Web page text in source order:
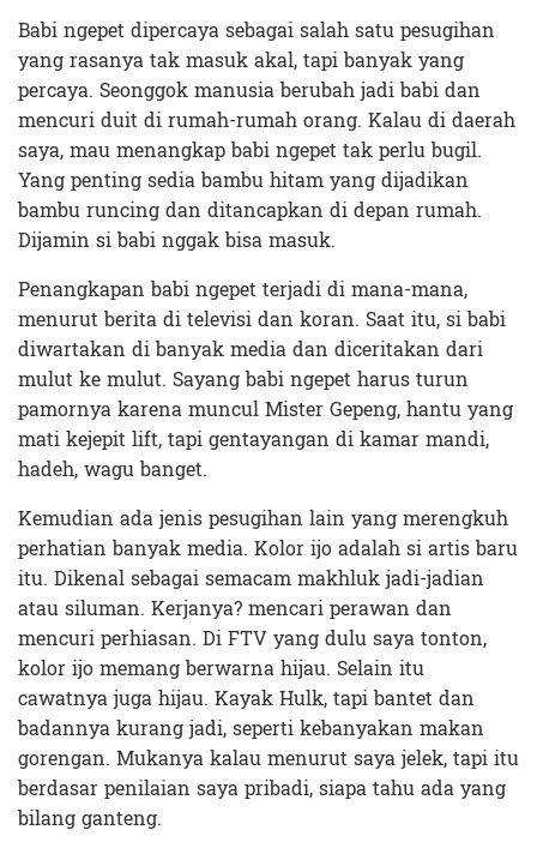
Babi ngepet dipercaya sebagai salah satu pesugihan
yang rasanya tak masuk akal, tapi banyak yang
percaya. Seonggok manusia berubah jadi babi dan
mencuri duit di rumah-rumah orang. Kalau di daerah
saya, mau menangkap babi ngepet tak perlu bugil.
Yang penting sedia bambu hitam yang dijadikan
bambu runcing dan ditancapkan di depan rumah.
Dijamin si babi nggak bisa masuk.
Penangkapan babi ngepet terjadi di mana-mana,
menurut berita di televisi dan koran. Saat itu, si babi
diwartakan di banyak media dan diceritakan dari
mulut ke mulut. Sayang babi ngepet harus turun
pamornya karena muncul Mister Gepeng, hantu yang
mati kejepit lift, tapi gentayangan di kamar mandi,
hadeh, wagu banget.
Kemudian ada jenis pesugihan lain yang merengkuh
perhatian banyak media. Kolor ijo adalah si artis baru
itu. Dikenal sebagai semacam makhluk jadi-jadian
atau siluman. Kerjanya? mencari perawan dan
mencuri perhiasan. Di FTV yang dulu saya tonton,
kolor ijo memang berwarna hijau. Selain itu
cawatnya juga hijau. Kayak Hulk, tapi bantet dan
badannya kurang jadi, seperti kebanyakan makan
gorengan. Mukanya kalau menurut saya jelek, tapi itu
berdasar penilaian saya pribadi, siapa tahu ada yang
bilang ganteng.